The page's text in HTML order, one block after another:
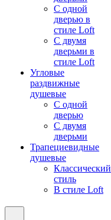
С одной
дверью в
стиле Loft
С двумя
дверьми в
стиле Loft
Угловые
раздвижные
душевые
С одной
дверью
С двумя
дверьми
Трапециевидные
душевые
Классический
стиль
В стиле Loft